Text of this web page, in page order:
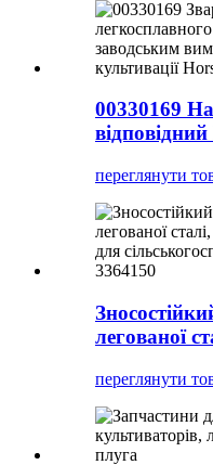
00330169
переглянути
легованої
переглянути